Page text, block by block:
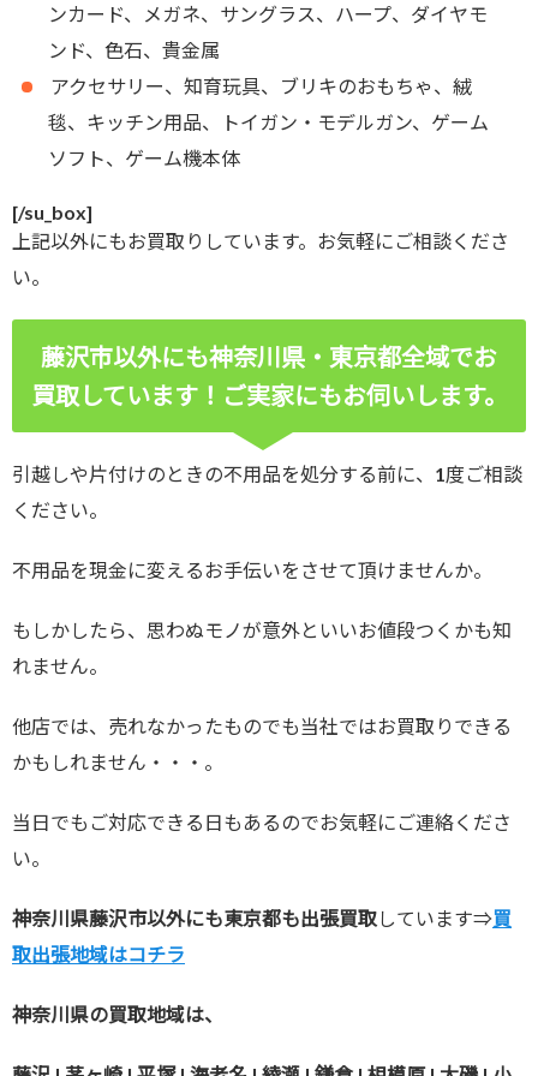
ンカード、メガネ、サングラス、ハープ、ダイヤモ
ンド、色石、貴金属
アクセサリー、知育玩具、ブリキのおもちゃ、絨
毯、キッチン用品、トイガン・モデルガン、ゲーム
ソフト、ゲーム機本体
[/su_box]
上記以外にもお買取りしています。お気軽にご相談くださ
い。
藤沢市以外にも神奈川県・東京都全域でお
買取しています！ご実家にもお伺いします。
引越しや片付けのときの不用品を処分する前に、1度ご相談
ください。
不用品を現金に変えるお手伝いをさせて頂けませんか。
もしかしたら、思わぬモノが意外といいお値段つくかも知
れません。
他店では、売れなかったものでも当社ではお買取りできる
かもしれません・・・。
当日でもご対応できる日もあるのでお気軽にご連絡くださ
い。
神奈川県藤沢市以外にも東京都も出張買取しています⇒買
取出張地域はコチラ
神奈川県の買取地域は、